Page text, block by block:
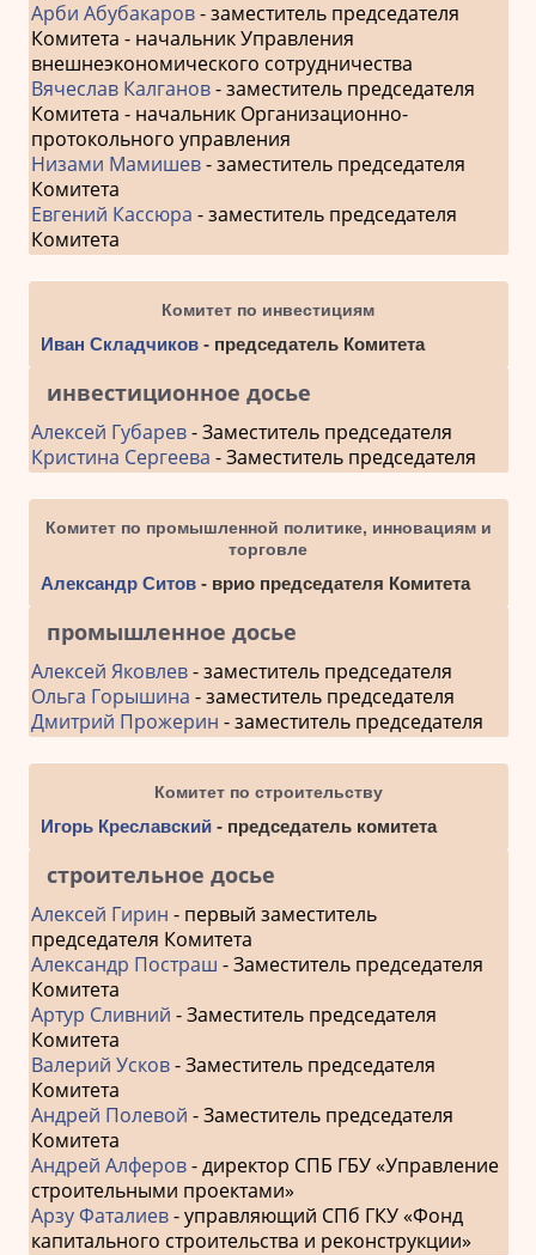
Арби Абубакаров- заместитель председателя
Комитета - начальник Управления
внешнеэкономического сотрудничества
Вячеслав Калганов- заместитель председателя
Комитета - начальник Организационно-
протокольного управления
Низами Мамишев- заместитель председателя
Комитета
Евгений Кассюра - заместитель председателя
Комитета
Комитет по инвестициям
Иван Складчиков- председатель Комитета
инвестиционное досье
Алексей Губарев- Заместитель председателя
Кристина Сергеева - Заместитель председателя
Комитет по промышленной политике, инновациям и
торговле
Александр Ситов- врио председателя Комитета
промышленное досье
Алексей Яковлев- заместитель председателя
Ольга Горышина - заместитель председателя
Дмитрий Прожерин - заместитель председателя
Комитет по строительству
Игорь Креславский - председатель комитета
строительное досье
Алексей Гирин - первый заместитель
председателя Комитета
Александр Постраш - Заместитель председателя
Комитета
Артур Сливний - Заместитель председателя
Комитета
Валерий Усков- Заместитель председателя
Комитета
Андрей Полевой - Заместитель председателя
Комитета
Андрей Алферов- директор СПБ ГБУ «Управление
строительными проектами»
Арзу Фаталиев- управляющий СПб ГКУ «Фонд
капитального строительства и реконструкции»